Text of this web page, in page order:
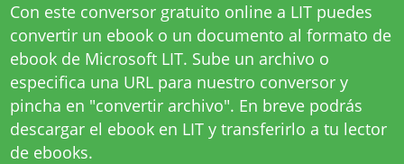
Con este conversor gratuito online a LIT puedes
convertir un ebook o un documento al formato de
ebook de Microsoft LIT. Sube un archivo o
especifica una URL para nuestro conversor y
pincha en "convertir archivo". En breve podrás
descargar el ebook en LIT y transferirlo a tu lector
de ebooks.